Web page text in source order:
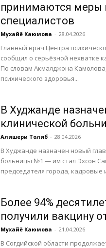
принимаются меры
специалистов
Мухайё Каюмова - 28.04.2026
Главный врач Центра
сообщил о серьёзной нехватке
По словам Акмалджона
психического здоровья...
В Худжанде
клинической
Алишери Толиб - 28.04.2026
В Худжанде назначен новый
больницы №1 — им стал Эхсон
председателя города, кадровые
Более 94%
получили вакцину
Мухайё Каюмова - 21.04.2026
В Согдийской области